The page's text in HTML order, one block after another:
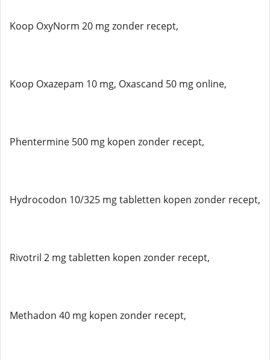
Koop OxyNorm 20 mg zonder recept,
Koop Oxazepam 10 mg, Oxascand 50 mg online,
Phentermine 500 mg kopen zonder recept,
Hydrocodon 10/325 mg tabletten kopen zonder recept,
Rivotril 2 mg tabletten kopen zonder recept,
Methadon 40 mg kopen zonder recept,